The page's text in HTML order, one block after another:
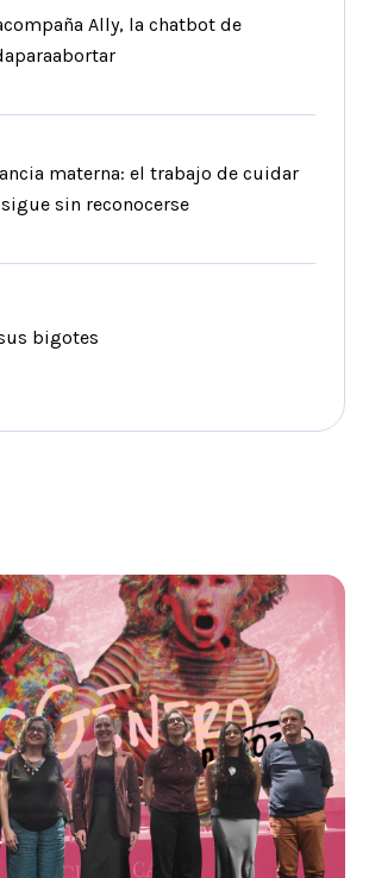
Ally, la chatbot de
materna: el trabajo de cuidar
sin reconocerse
bigotes